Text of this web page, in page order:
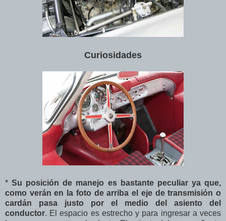
Curiosidades
* Su posición de manejo es bastante peculiar ya que,
como verán en la foto de arriba el eje de transmisión o
cardán pasa justo por el medio del asiento del
conductor. El espacio es estrecho y para ingresar a veces